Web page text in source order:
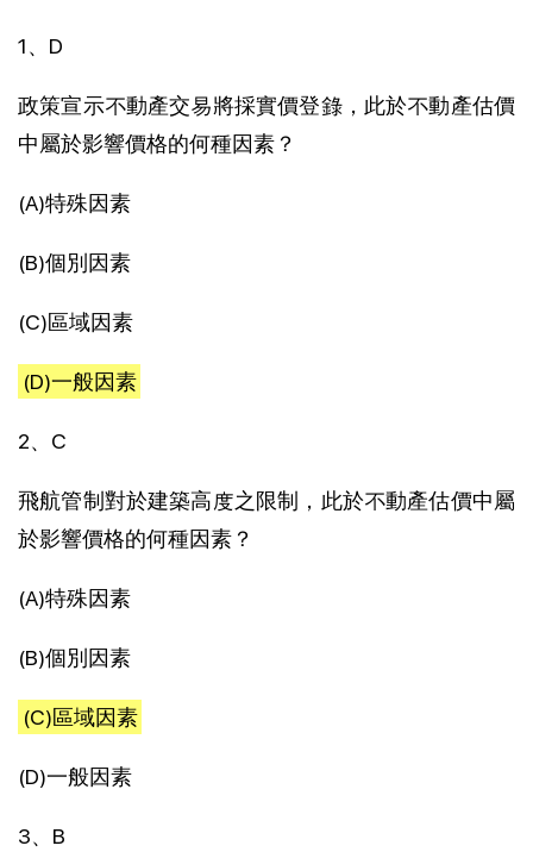
1、D
政策宣示不動產交易將採實價登錄，此於不動產估價
中屬於影響價格的何種因素？
(A)特殊因素
(B)個別因素
(C)區域因素
(D)一般因素
2、C
飛航管制對於建築高度之限制，此於不動產估價中屬
於影響價格的何種因素？
(A)特殊因素
(B)個別因素
(C)區域因素
(D)一般因素
3、B